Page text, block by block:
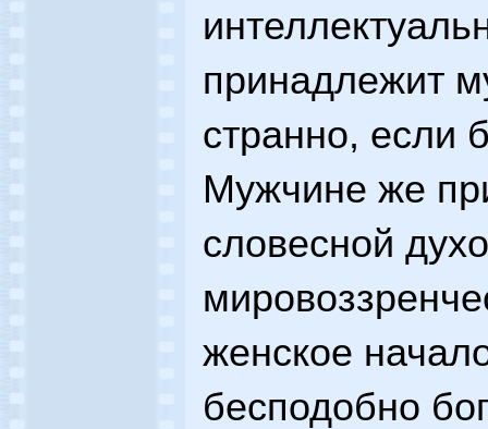
принадлежит
странно, если
Мужчине же
словесной
женское
бесподобно